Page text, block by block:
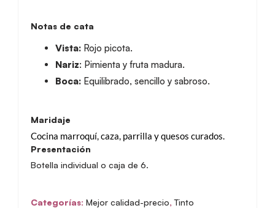
Notas de cata
Vista: Rojo picota.
Nariz: Pimienta y fruta madura.
Boca: Equilibrado, sencillo y sabroso.
Maridaje
Cocina marroquí, caza, parrilla y quesos curados.
Presentación
Botella individual o caja de 6.
Categorías: Mejor calidad-precio,Tinto